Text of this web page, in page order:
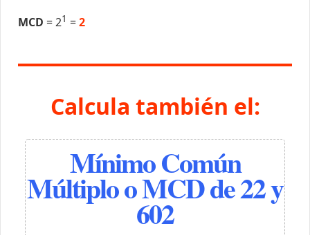
MCD = 21 =2
Calcula también el:
Mínimo Común
Múltiplo o MCD de 22 y
602